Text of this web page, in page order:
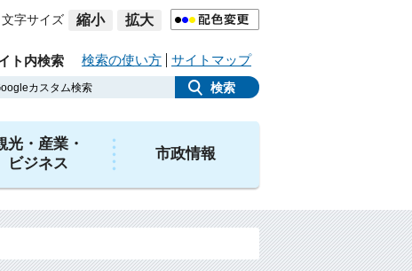
文字サイズ 縮小 拡大
ト内検索 検索の使い方 サイトマップ
光・産業・
ビジネス
市政情報